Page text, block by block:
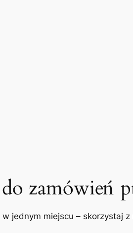
zamówień
jednym miejscu – skorzystaj z